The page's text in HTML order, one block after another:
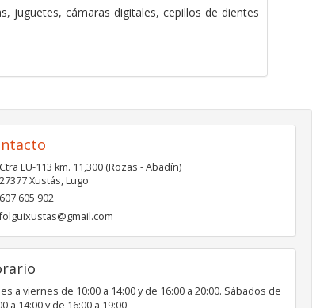
juguetes, cámaras digitales, cepillos de dientes
Ctra LU-113 km. 11,300 (Rozas - Abadín)
27377Xustás,Lugo
607 605 902
a viernes de 10:00 a 14:00 y de 16:00 a 20:00. Sábados de